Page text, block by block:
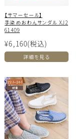
【サマーセール】
手染めおわんサンダル XJ2
61409
¥6,160(税込)
詳細を見る